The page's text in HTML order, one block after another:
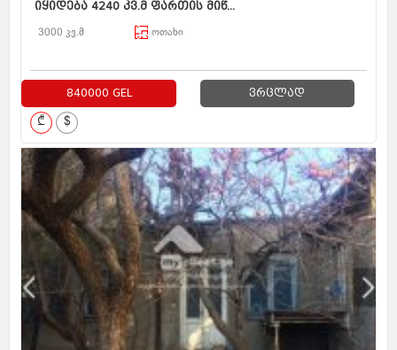
იყიდება 4240 კვ.მ ფართის მიწ...
3000 კვ.მ ოთახი
840000 GEL ვრცლად
₾ $